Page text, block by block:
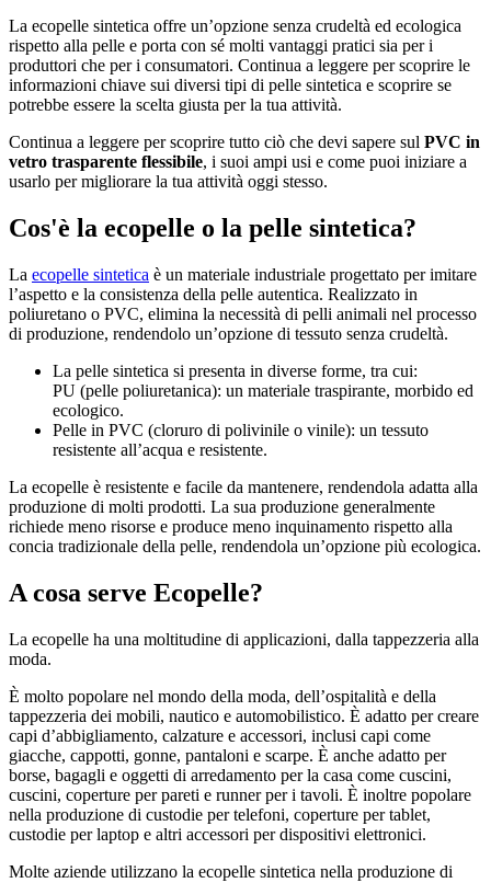
La ecopelle sintetica offre un’opzione senza crudeltà ed ecologica
rispetto alla pelle e porta con sé molti vantaggi pratici sia per i
produttori che per i consumatori. Continua a leggere per scoprire le
informazioni chiave sui diversi tipi di pelle sintetica e scoprire se
potrebbe essere la scelta giusta per la tua attività.
Continua a leggere per scoprire tutto ciò che devi sapere sul PVC in
vetro trasparente flessibile, i suoi ampi usi e come puoi iniziare a
usarlo per migliorare la tua attività oggi stesso.
Cos'è la ecopelle o la pelle sintetica?
La ecopelle sintetica è un materiale industriale progettato per imitare
l’aspetto e la consistenza della pelle autentica. Realizzato in
poliuretano o PVC, elimina la necessità di pelli animali nel processo
di produzione, rendendolo un’opzione di tessuto senza crudeltà.
La pelle sintetica si presenta in diverse forme, tra cui:
PU (pelle poliuretanica): un materiale traspirante, morbido ed
ecologico.
Pelle in PVC (cloruro di polivinile o vinile): un tessuto
resistente all’acqua e resistente.
La ecopelle è resistente e facile da mantenere, rendendola adatta alla
produzione di molti prodotti. La sua produzione generalmente
richiede meno risorse e produce meno inquinamento rispetto alla
concia tradizionale della pelle, rendendola un’opzione più ecologica.
A cosa serve Ecopelle?
La ecopelle ha una moltitudine di applicazioni, dalla tappezzeria alla
moda.
È molto popolare nel mondo della moda, dell’ospitalità e della
tappezzeria dei mobili, nautico e automobilistico. È adatto per creare
capi d’abbigliamento, calzature e accessori, inclusi capi come
giacche, cappotti, gonne, pantaloni e scarpe. È anche adatto per
borse, bagagli e oggetti di arredamento per la casa come cuscini,
cuscini, coperture per pareti e runner per i tavoli. È inoltre popolare
nella produzione di custodie per telefoni, coperture per tablet,
custodie per laptop e altri accessori per dispositivi elettronici.
Molte aziende utilizzano la ecopelle sintetica nella produzione di